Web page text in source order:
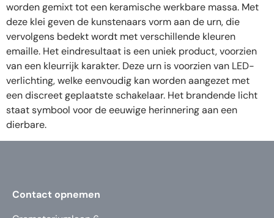
worden gemixt tot een keramische werkbare massa. Met
deze klei geven de kunstenaars vorm aan de urn, die
vervolgens bedekt wordt met verschillende kleuren
emaille. Het eindresultaat is een uniek product, voorzien
van een kleurrijk karakter. Deze urn is voorzien van LED-
verlichting, welke eenvoudig kan worden aangezet met
een discreet geplaatste schakelaar. Het brandende licht
staat symbool voor de eeuwige herinnering aan een
dierbare.
Contact opnemen